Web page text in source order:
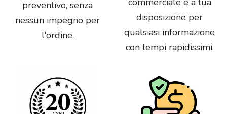
preventivo, senza
nessun impegno per
l'ordine.
disposizione per
qualsiasi informazione
con tempi rapidissimi.